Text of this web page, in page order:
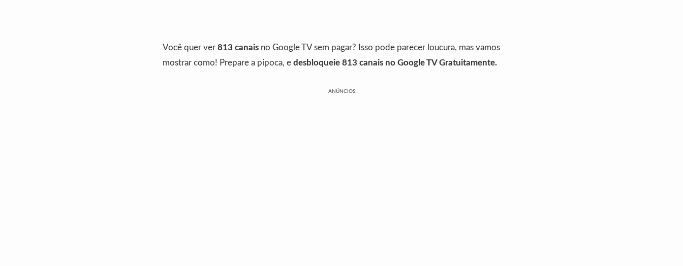
Você quer ver 813 canais no Google TV sem pagar? Isso pode parecer loucura, mas vamos
mostrar como! Prepare a pipoca, e desbloqueie 813 canais no Google TV Gratuitamente.
ANÚNCIOS